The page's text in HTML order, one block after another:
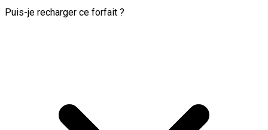
Puis-je recharger ce forfait ?